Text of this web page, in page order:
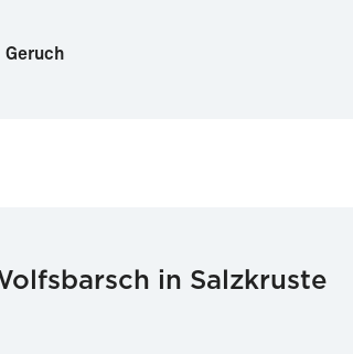
Geruch
in Salzkruste